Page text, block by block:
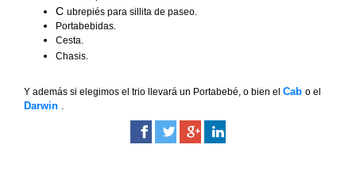
C ubrepiés para sillita de paseo.
Portabebidas.
Cesta.
Chasis.
Y además si elegimos el trio llevará un Portabebé, o bien el Cab o el
Darwin